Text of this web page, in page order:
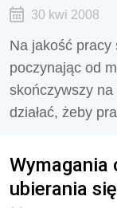
30 kwi 2008
Na jakość pracy
poczynając od
skończywszy
działać, żeby
Wymagania
ubierania